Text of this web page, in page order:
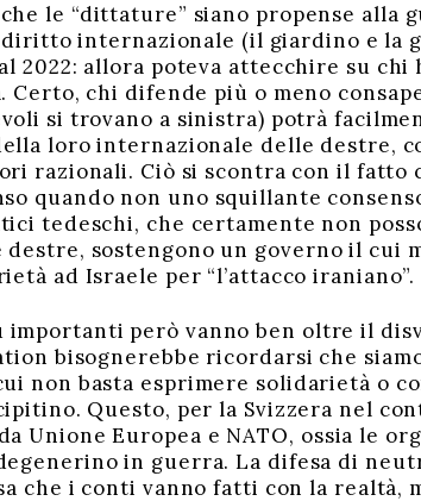
le “dittature” siano propense alla
internazionale (il giardino e la
2022: allora poteva attecchire su
Certo, chi difende più o meno
si trovano a sinistra) potrà
loro internazionale delle destre,
razionali. Ciò si scontra con il
quando non uno squillante
tedeschi, che certamente non
sostengono un governo il cui
ad Israele per “l’attacco iraniano”.
importanti però vanno ben oltre il
bisognerebbe ricordarsi che
non basta esprimere solidarietà o
Questo, per la Svizzera nel
Unione Europea e NATO, ossia le
in guerra. La difesa di
che i conti vanno fatti con la realtà,